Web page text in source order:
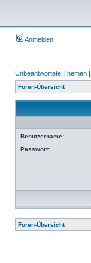
Anmelden
Unbeantwortete Themen |
Foren-Übersicht
Benutzername:
Passwort:
Foren-Übersicht